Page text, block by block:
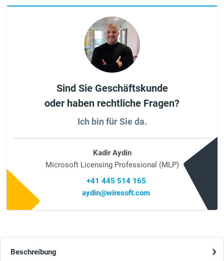
Sind Sie Geschäftskunde
oder haben rechtliche Fragen?
Ich bin für Sie da.
Kadir Aydin
Microsoft Licensing Professional (MLP)
+41 445 514 165
aydin@wiresoft.com
Beschreibung